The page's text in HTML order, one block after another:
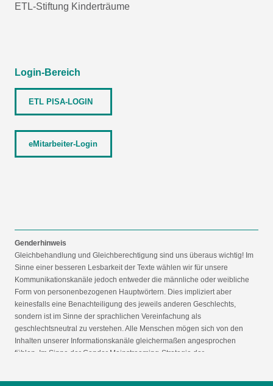
ETL-Stiftung Kinderträume
Login-Bereich
ETL PISA-LOGIN
eMitarbeiter-Login
Genderhinweis
Gleichbehandlung und Gleichberechtigung sind uns überaus wichtig! Im
Sinne einer besseren Lesbarkeit der Texte wählen wir für unsere
Kommunikationskanäle jedoch entweder die männliche oder weibliche
Form von personenbezogenen Hauptwörtern. Dies impliziert aber
keinesfalls eine Benachteiligung des jeweils anderen Geschlechts,
sondern ist im Sinne der sprachlichen Vereinfachung als
geschlechtsneutral zu verstehen. Alle Menschen mögen sich von den
Inhalten unserer Informationskanäle gleichermaßen angesprochen
fühlen. Im Sinne der Gender Mainstreaming-Strategie der